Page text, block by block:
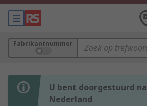
Fabrikantnummer
U bent doorgestuurd
Nederland